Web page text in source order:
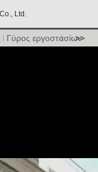
Ltd.
Γύρος εργοστασίων
>>